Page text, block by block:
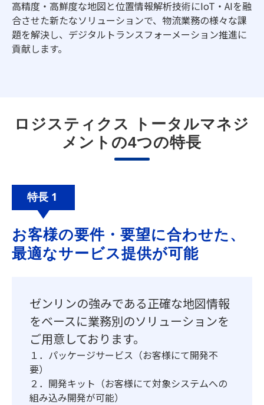
高精度・高鮮度な地図と位置情報解析技術にIoT・AIを融
合させた新たなソリューションで、物流業務の様々な課
題を解決し、デジタルトランスフォーメーション推進に
貢献します。
ロジスティクス トータルマネジ
メントの4つの特長
特長 1
お客様の要件・要望に合わせた、
最適なサービス提供が可能
ゼンリンの強みである正確な地図情報
をベースに業務別のソリューションを
ご用意しております。
１．パッケージサービス（お客様にて開発不
要）
２．開発キット（お客様にて対象システムへの
組み込み開発が可能）